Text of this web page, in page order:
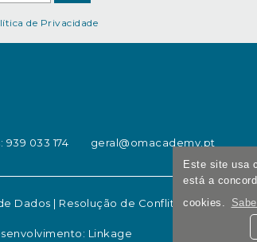
Este site usa
está a
cookies.
de Privacidade
939 033 174 geral@omacademy.pt
Dados | Resolução de Conflitos|
Linkage